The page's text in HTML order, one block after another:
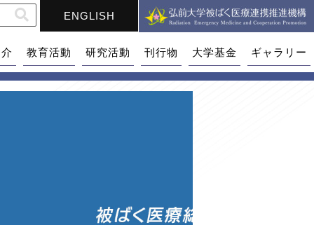
ENGLISH
教育活動 研究活動 刊行物 大学基金 ギャラリー